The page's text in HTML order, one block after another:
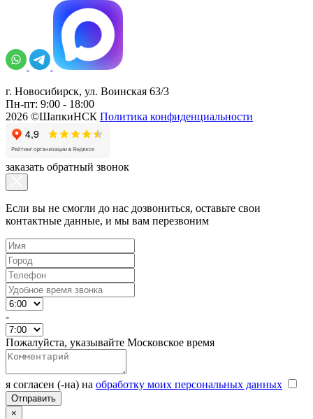
г. Новосибирск, ул. Воинская 63/3
Пн-пт: 9:00 - 18:00
2026 ©ШапкиНСК Политика конфиденциальности
заказать обратный звонок
Если вы не смогли до нас дозвониться, оставьте свои
контактные данные, и мы вам перезвоним
-
Пожалуйста, указывайте Московское время
я согласен (-на) на обработку моих персональных данных
×